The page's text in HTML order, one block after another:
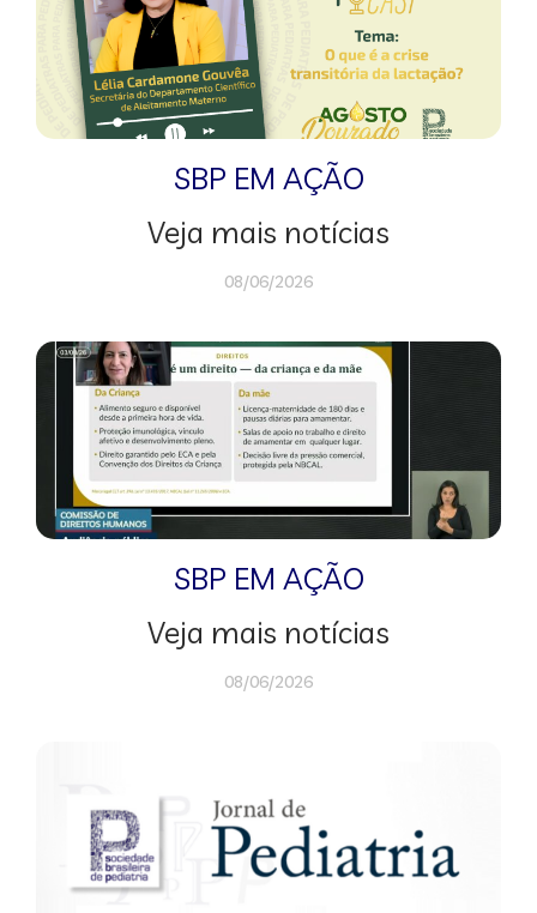
SBP EM AÇÃO
Veja mais notícias
08/06/2026
SBP EM AÇÃO
Veja mais notícias
08/06/2026